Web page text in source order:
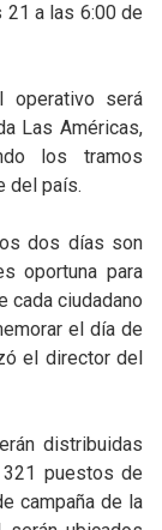
21 a las 6:00 de
operativo será
Las Américas,
los tramos
del país.
dos días son
oportuna para
cada ciudadano
el día de
el director del
distribuidas
puestos de
campaña de la